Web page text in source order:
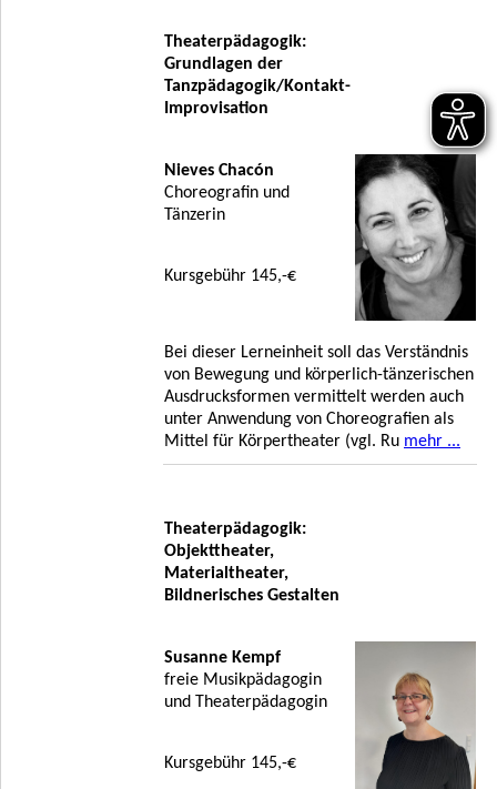
Theaterpädagogik:
Grundlagen der
Tanzpädagogik/Kontakt-
Improvisation
Nieves Chacón
Choreografin und
Tänzerin
Kursgebühr 145,-€
Bei dieser Lerneinheit soll das Verständnis
von Bewegung und körperlich-tänzerischen
Ausdrucksformen vermittelt werden auch
unter Anwendung von Choreografien als
Mittel für Körpertheater (vgl. Ru mehr ...
Theaterpädagogik:
Objekttheater,
Materialtheater,
Bildnerisches Gestalten
Susanne Kempf
freie Musikpädagogin
und Theaterpädagogin
Kursgebühr 145,-€